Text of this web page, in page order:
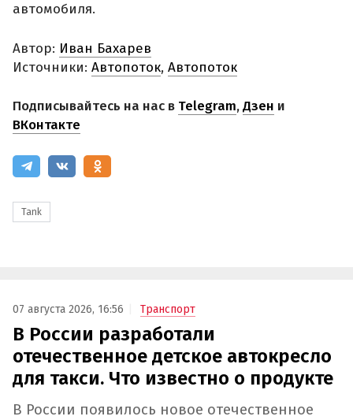
автомобиля.
Автор: Иван Бахарев
Источники: Автопоток, Автопоток
Подписывайтесь на нас в Telegram,Дзен и
ВКонтакте
Tank
07 августа 2026, 16:56 Транспорт
В России разработали
отечественное детское автокресло
для такси. Что известно о продукте
В России появилось новое отечественное